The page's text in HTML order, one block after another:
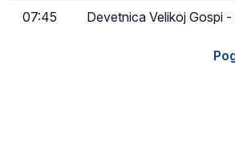
07:45 Devetnica Velikoj Gospi